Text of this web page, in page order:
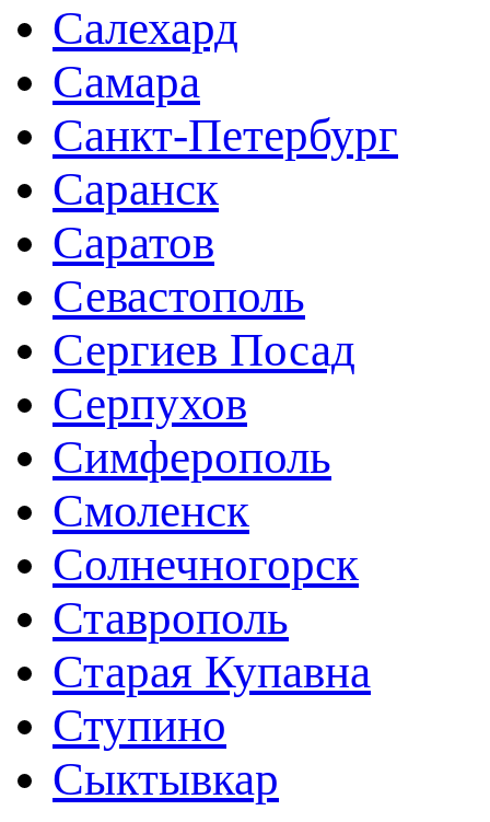
Салехард
Самара
Санкт-Петербург
Саранск
Саратов
Севастополь
Сергиев Посад
Серпухов
Симферополь
Смоленск
Солнечногорск
Ставрополь
Старая Купавна
Ступино
Сыктывкар